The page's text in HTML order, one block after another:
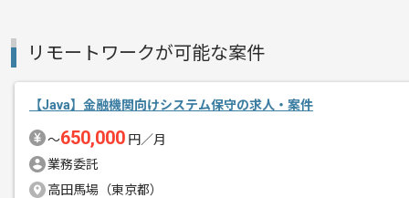
■フルリモート
■半リモート
リモートワークが可能な案件
【Java】金融機関向けシステム保守の求人・案件
〜650,000 円／月
業務委託
高田馬場（東京都）